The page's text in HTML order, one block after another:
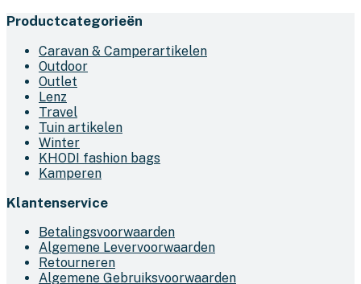
Productcategorieën
Caravan & Camperartikelen
Outdoor
Outlet
Lenz
Travel
Tuin artikelen
Winter
KHODI fashion bags
Kamperen
Klantenservice
Betalingsvoorwaarden
Algemene Levervoorwaarden
Retourneren
Algemene Gebruiksvoorwaarden